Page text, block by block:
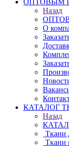
ОПТОВЫМ
Назад
О
КАТАЛОГ
Назад
Ткани
Ткани